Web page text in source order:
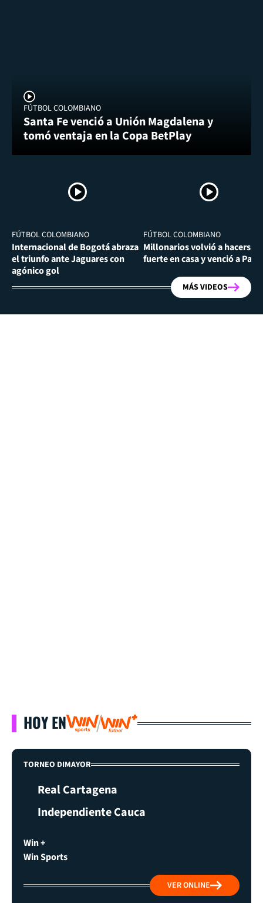
FÚTBOL COLOMBIANO
Santa Fe venció a Unión Magdalena y
tomó ventaja en la Copa BetPlay
FÚTBOL COLOMBIANO
Internacional de Bogotá abraza
el triunfo ante Jaguares con
agónico gol
FÚTBOL COLOMBIANO
Millonarios volvió a hacerse
fuerte en casa y venció a
MÁS VIDEOS
HOY EN
TORNEO DIMAYOR
Real Cartagena
Independiente Cauca
Win +
Win Sports
VER ONLINE